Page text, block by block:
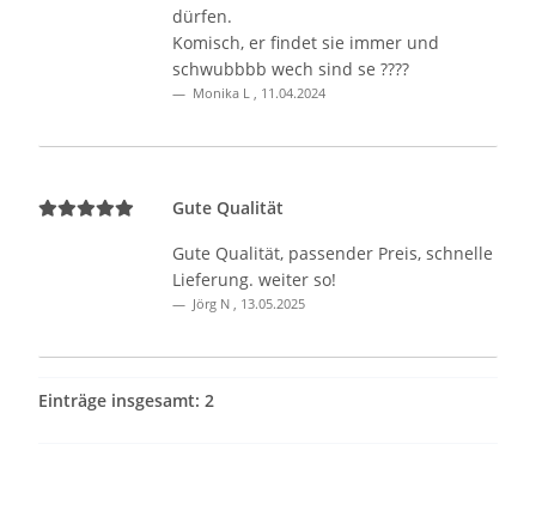
dürfen.
Komisch, er findet sie immer und
schwubbbb wech sind se ????
Monika L , 11.04.2024
Gute Qualität
Gute Qualität, passender Preis, schnelle
Lieferung. weiter so!
Jörg N , 13.05.2025
Einträge insgesamt: 2